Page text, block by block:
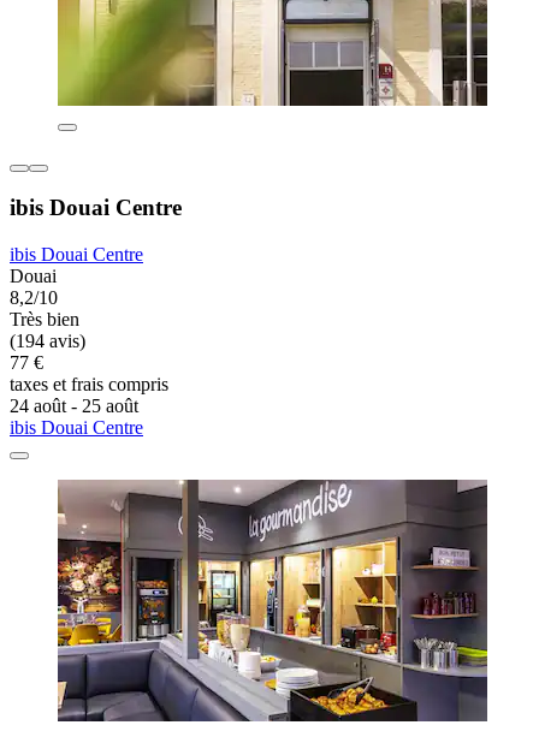
ibis Douai Centre
ibis Douai Centre
Douai
8,2/10
Très bien
(194 avis)
77 €
taxes et frais compris
24 août - 25 août
ibis Douai Centre